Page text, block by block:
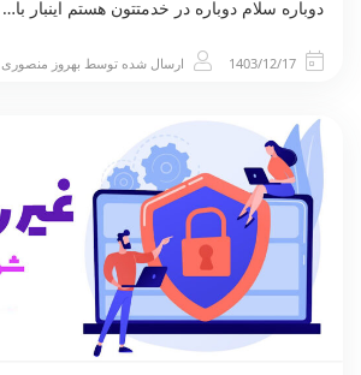
دوباره سلام دوباره در خدمتتون هستم اینبار با…
1403/12/17 ارسال شده توسط بهروز منصوری